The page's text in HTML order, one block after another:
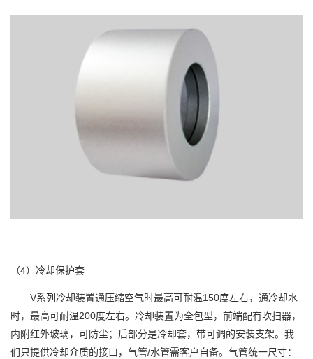
（4）冷却保护套
V系列冷却装置通压缩空气时最高可耐温150度左右，通冷却水
时，最高可耐温200度左右。冷却装置为全包型，前端配有吹扫器，
内附红外玻璃，可防尘；后部分是冷却套，带可调的安装支架。我
们只提供冷却介质的接口，气管/水管需客户自备。 气管统一尺寸：